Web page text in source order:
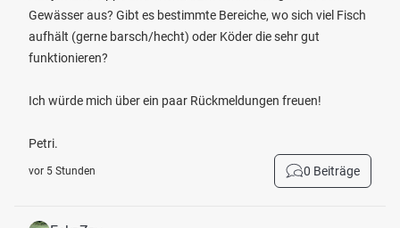
Gewässer aus? Gibt es bestimmte Bereiche, wo sich viel Fisch
aufhält (gerne barsch/hecht) oder Köder die sehr gut
funktionieren?
Ich würde mich über ein paar Rückmeldungen freuen!
Petri.
vor 5 Stunden 0 Beiträge